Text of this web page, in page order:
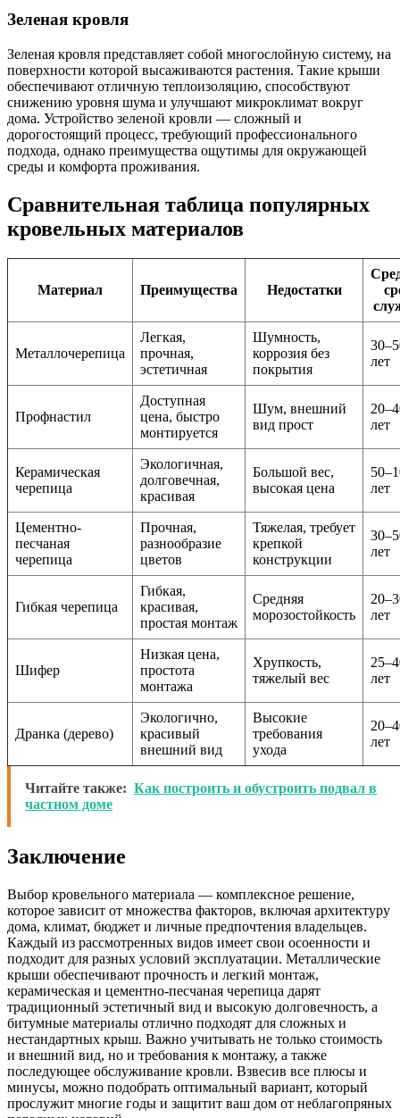
Зеленая кровля
Зеленая кровля представляет собой многослойную систему, на
поверхности которой высаживаются растения. Такие крыши
обеспечивают отличную теплоизоляцию, способствуют
снижению уровня шума и улучшают микроклимат вокруг
дома. Устройство зеленой кровли — сложный и
дорогостоящий процесс, требующий профессионального
подхода, однако преимущества ощутимы для окружающей
среды и комфорта проживания.
Сравнительная таблица популярных
кровельных материалов
Материал Преимущества Недостатки
Металлочерепица
Легкая,
прочная,
эстетичная
Шумность,
коррозия без
покрытия
лет
Профнастил
Доступная
цена, быстро
монтируется
Шум, внешний
вид прост
лет
Керамическая
черепица
Экологичная,
долговечная,
красивая
Большой вес,
высокая цена
лет
Цементно-
песчаная
черепица
Прочная,
разнообразие
цветов
Тяжелая, требует
крепкой
конструкции
лет
Гибкая черепица
Гибкая,
красивая,
простая монтаж
Средняя
морозостойкость
лет
Шифер
Низкая цена,
простота
монтажа
Хрупкость,
тяжелый вес
лет
Дранка (дерево)
Экологично,
красивый
внешний вид
Высокие
требования
ухода
лет
Читайте также: Как построить и обустроить подвал в
частном доме
Заключение
Выбор кровельного материала — комплексное решение,
которое зависит от множества факторов, включая архитектуру
дома, климат, бюджет и личные предпочтения владельцев.
Каждый из рассмотренных видов имеет свои осоенности и
подходит для разных условий эксплуатации. Металлические
крыши обеспечивают прочность и легкий монтаж,
керамическая и цементно-песчаная черепица дарят
традиционный эстетичный вид и высокую долговечность, а
битумные материалы отлично подходят для сложных и
нестандартных крыш. Важно учитывать не только стоимость
и внешний вид, но и требования к монтажу, а также
последующее обслуживание кровли. Взвесив все плюсы и
минусы, можно подобрать оптимальный вариант, который
прослужит многие годы и защитит ваш дом от неблагопряных